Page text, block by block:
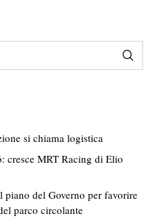
si chiama logistica
cresce MRT Racing di Elio
del Governo per favorire
parco circolante